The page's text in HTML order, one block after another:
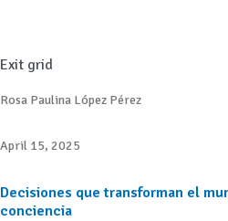
Exit grid
Rosa Paulina López Pérez
April 15, 2025
Decisiones que transforman el
conciencia